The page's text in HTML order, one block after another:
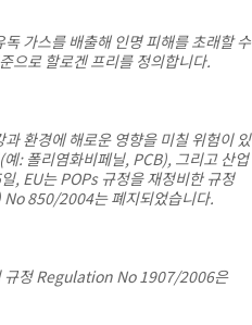
가스를 배출해 인명 피해를 초래할 수
으로 할로겐 프리를 정의합니다.
환경에 해로운 영향을 미칠 위험이 있
: 폴리염화비페닐, PCB), 그리고 산업
, EU는 POPs 규정을 재정비한 규정
850/2004는 폐지되었습니다.
규정 Regulation No 1907/2006은